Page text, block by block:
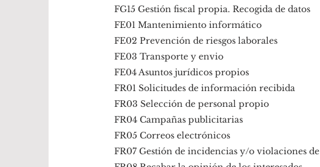
FG15 Gestión fiscal propia. Recogida de datos
FE01 Mantenimiento informático
FE02 Prevención de riesgos laborales
FE03 Transporte y envio
FE04 Asuntos jurídicos propios
FR01 Solicitudes de información recibida
FR03 Selección de personal propio
FR04 Campañas publicitarias
FR05 Correos electrónicos
FR07 Gestión de incidencias y/o violaciones